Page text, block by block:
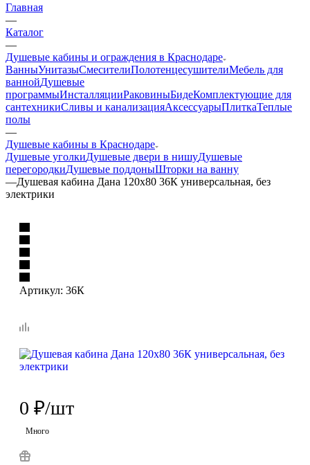
Главная
—
Каталог
—
Душевые кабины и ограждения в Краснодаре
ВанныУнитазыСмесителиПолотенцесушителиМебель для
ваннойДушевые
программыИнсталляцииРаковиныБидеКомплектующие для
сантехникиСливы и канализацияАксессуарыПлиткаТеплые
полы
—
Душевые кабины в Краснодаре
Душевые уголкиДушевые двери в нишуДушевые
перегородкиДушевые поддоныШторки на ванну
—Душевая кабина Дана 120х80 36К универсальная, без
электрики
Артикул: 36К
0 ₽/шт
Много